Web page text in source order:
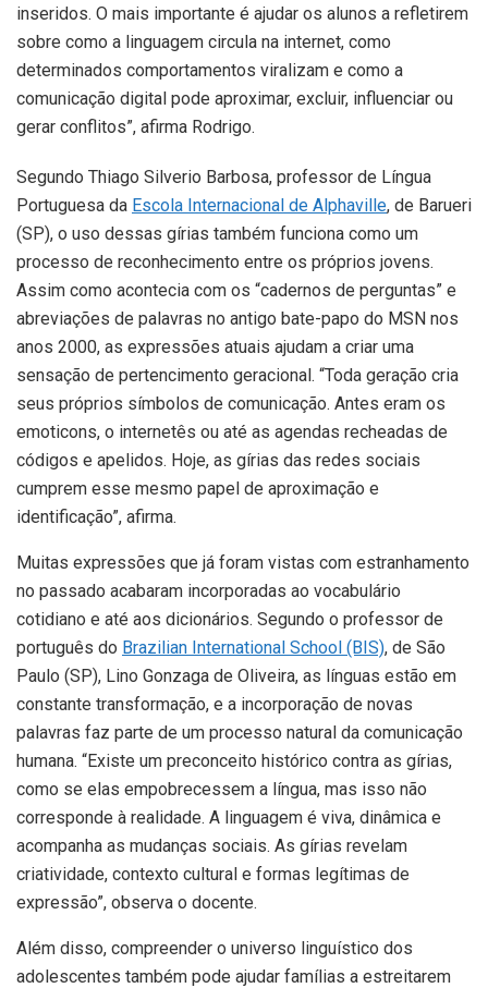
inseridos. O mais importante é ajudar os alunos a refletirem
sobre como a linguagem circula na internet, como
determinados comportamentos viralizam e como a
comunicação digital pode aproximar, excluir, influenciar ou
gerar conflitos”, afirma Rodrigo.
Segundo Thiago Silverio Barbosa, professor de Língua
Portuguesa da Escola Internacional de Alphaville, de Barueri
(SP), o uso dessas gírias também funciona como um
processo de reconhecimento entre os próprios jovens.
Assim como acontecia com os “cadernos de perguntas” e
abreviações de palavras no antigo bate-papo do MSN nos
anos 2000, as expressões atuais ajudam a criar uma
sensação de pertencimento geracional. “Toda geração cria
seus próprios símbolos de comunicação. Antes eram os
emoticons, o internetês ou até as agendas recheadas de
códigos e apelidos. Hoje, as gírias das redes sociais
cumprem esse mesmo papel de aproximação e
identificação”, afirma.
Muitas expressões que já foram vistas com estranhamento
no passado acabaram incorporadas ao vocabulário
cotidiano e até aos dicionários. Segundo o professor de
português do Brazilian International School (BIS), de São
Paulo (SP), Lino Gonzaga de Oliveira, as línguas estão em
constante transformação, e a incorporação de novas
palavras faz parte de um processo natural da comunicação
humana. “Existe um preconceito histórico contra as gírias,
como se elas empobrecessem a língua, mas isso não
corresponde à realidade. A linguagem é viva, dinâmica e
acompanha as mudanças sociais. As gírias revelam
criatividade, contexto cultural e formas legítimas de
expressão”, observa o docente.
Além disso, compreender o universo linguístico dos
adolescentes também pode ajudar famílias a estreitarem